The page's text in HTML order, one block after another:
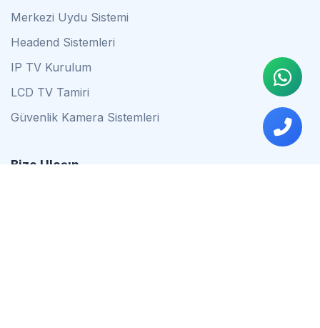
Merkezi Uydu Sistemi
Headend Sistemleri
IP TV Kurulum
LCD TV Tamiri
Güvenlik Kamera Sistemleri
Bize Ulaşın